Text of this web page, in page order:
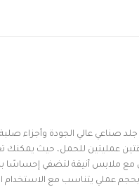
عالي الجودة وأجزاء صلبة
عمليتين للحمل، حيث
ملابس أنيقة لتضفي إحساسًا
عملي يتناسب مع الاستخدام